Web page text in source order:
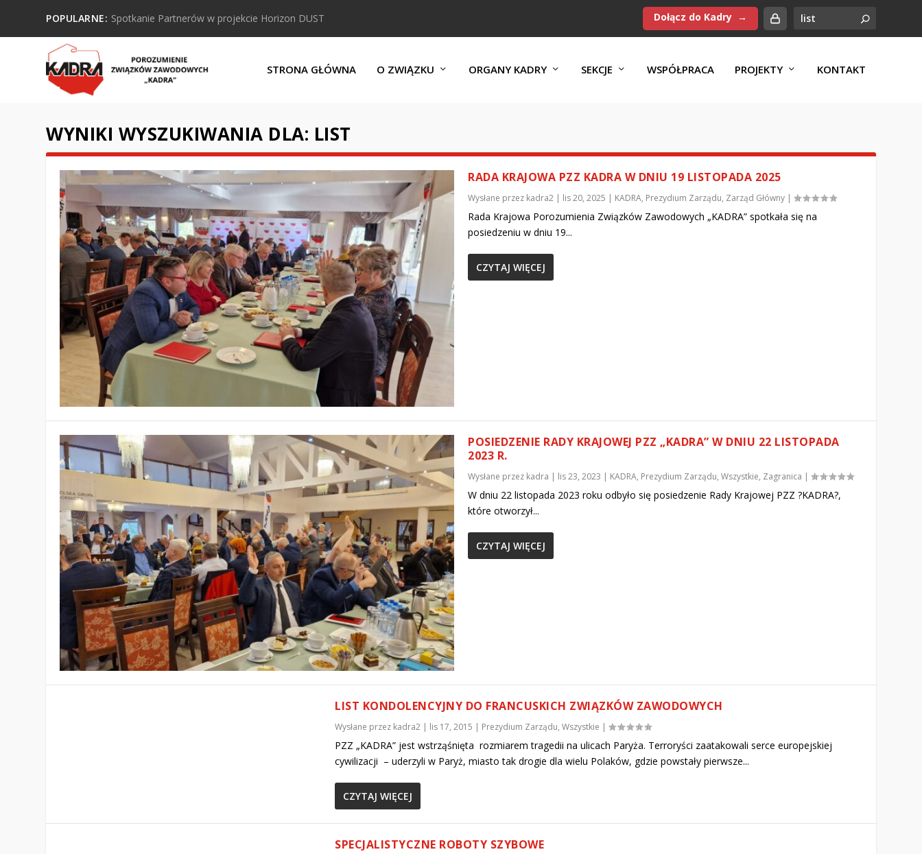
POPULARNE: Spotkanie Partnerów w projekcie Horizon DUST Dołącz do Kadry
STRONA GŁÓWNA O ZWIĄZKU ORGANY KADRY SEKCJE WSPÓŁPRACA PROJEKTY KONTAKT
WYNIKI WYSZUKIWANIA DLA: LIST
RADA KRAJOWA PZZ KADRA W DNIU 19 LISTOPADA 2025
Wysłane przez kadra2 | lis 20, 2025 | KADRA, Prezydium Zarządu, Zarząd Główny |
Rada Krajowa Porozumienia Związków Zawodowych „KADRA” spotkała się na
posiedzeniu w dniu 19...
CZYTAJ WIĘCEJ
POSIEDZENIE RADY KRAJOWEJ PZZ „KADRA” W DNIU 22 LISTOPADA
2023 R.
Wysłane przez kadra | lis 23, 2023 | KADRA, Prezydium Zarządu, Wszystkie, Zagranica |
W dniu 22 listopada 2023 roku odbyło się posiedzenie Rady Krajowej PZZ ?KADRA?,
które otworzył...
CZYTAJ WIĘCEJ
LIST KONDOLENCYJNY DO FRANCUSKICH ZWIĄZKÓW ZAWODOWYCH
Wysłane przez kadra2 | lis 17, 2015 | Prezydium Zarządu,Wszystkie |
PZZ „KADRA” jest wstrząśnięta rozmiarem tragedii na ulicach Paryża. Terroryści zaatakowali serce europejskiej
cywilizacji – uderzyli w Paryż, miasto tak drogie dla wielu Polaków, gdzie powstały pierwsze...
CZYTAJ WIĘCEJ
SPECJALISTYCZNE ROBOTY SZYBOWE